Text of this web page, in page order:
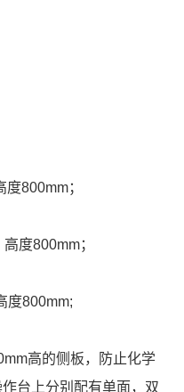
800mm；
800mm；
800mm;
高的侧板，防止化学
台上分别配有单面，双